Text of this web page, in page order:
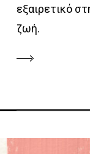
εξαιρετικό
ζωή.